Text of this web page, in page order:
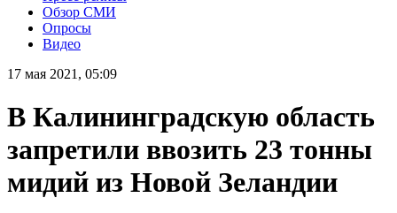
Обзор СМИ
Опросы
Видео
17 мая 2021, 05:09
В Калининградскую область
запретили ввозить 23 тонны
мидий из Новой Зеландии